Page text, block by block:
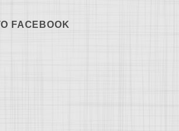
FACEBOOK